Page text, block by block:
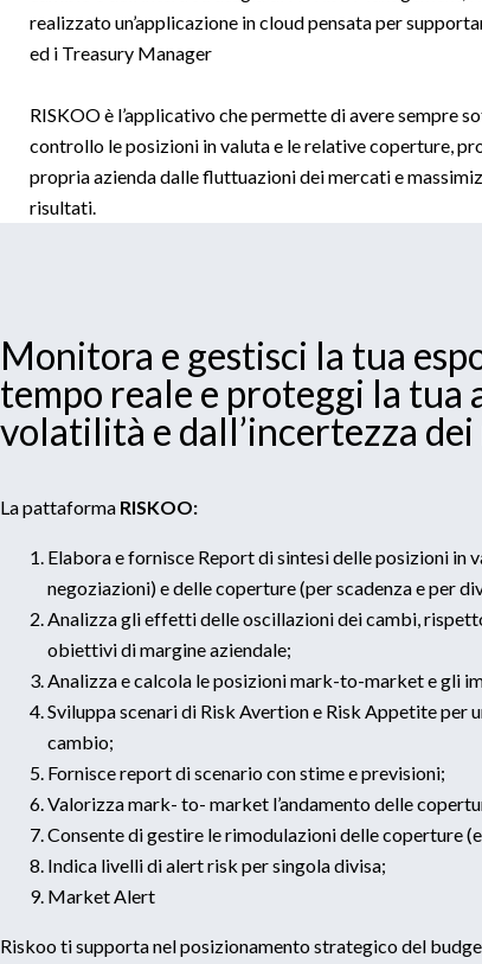
realizzato un’applicazione in cloud pensata per
ed i Treasury Manager
RISKOO è l’applicativo che permette di avere sempre
controllo le posizioni in valuta e le relative coperture,
propria azienda dalle fluttuazioni dei mercati e
risultati.
Monitora e gestisci la tua
tempo reale e proteggi la tua
volatilità e dall’incertezza
La pattaforma RISKOO:
Elabora e fornisce Report di sintesi delle posizioni in
negoziazioni) e delle coperture (per scadenza e per
Analizza gli effetti delle oscillazioni dei cambi,
obiettivi di margine aziendale;
Analizza e calcola le posizioni mark-to-market e gli
Sviluppa scenari di Risk Avertion e Risk Appetite per
cambio;
Fornisce report di scenario con stime e previsioni;
Valorizza mark- to- market l’andamento delle
Consente di gestire le rimodulazioni delle coperture
Indica livelli di alert risk per singola divisa;
Market Alert
Riskoo ti supporta nel posizionamento strategico del